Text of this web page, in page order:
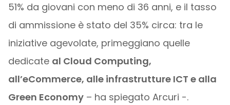
51% da giovani con meno di 36 anni, e il tasso
di ammissione è stato del 35% circa: tra le
iniziative agevolate, primeggiano quelle
dedicate al Cloud Computing,
all’eCommerce, alle infrastrutture ICT e alla
Green Economy– ha spiegato Arcuri -.